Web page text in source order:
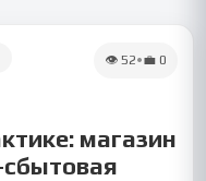
👁 52•💼 0
магазин